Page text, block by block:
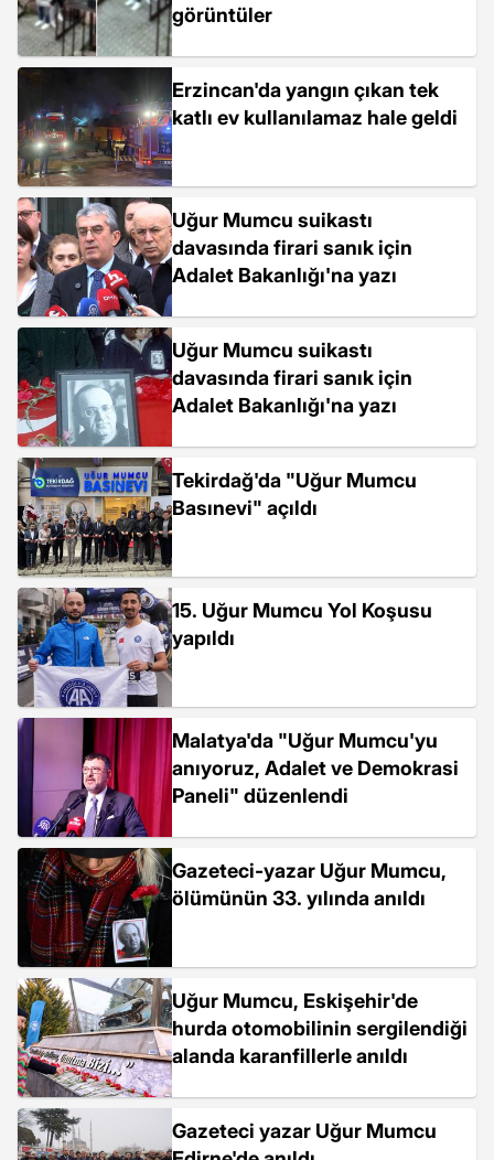
görüntüler
Erzincan'da yangın çıkan tek
katlı ev kullanılamaz hale geldi
Uğur Mumcu suikastı
davasında firari sanık için
Adalet Bakanlığı'na yazı
Uğur Mumcu suikastı
davasında firari sanık için
Adalet Bakanlığı'na yazı
Tekirdağ'da "Uğur Mumcu
Basınevi" açıldı
15. Uğur Mumcu Yol Koşusu
yapıldı
Malatya'da "Uğur Mumcu'yu
anıyoruz, Adalet ve Demokrasi
Paneli" düzenlendi
Gazeteci-yazar Uğur Mumcu,
ölümünün 33. yılında anıldı
Uğur Mumcu, Eskişehir'de
hurda otomobilinin sergilendiği
alanda karanfillerle anıldı
Gazeteci yazar Uğur Mumcu